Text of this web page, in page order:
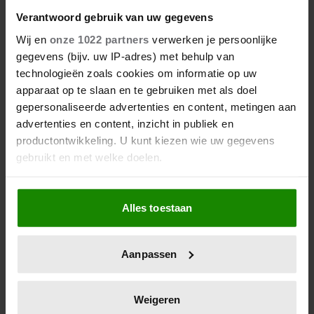
Verantwoord gebruik van uw gegevens
Wij en onze 1022 partners verwerken je persoonlijke
gegevens (bijv. uw IP-adres) met behulp van
technologieën zoals cookies om informatie op uw
apparaat op te slaan en te gebruiken met als doel
gepersonaliseerde advertenties en content, metingen aan
advertenties en content, inzicht in publiek en
productontwikkeling. U kunt kiezen wie uw gegevens
gebruikt en met welke doelen.
Als u het toestaat, willen we ook graag:
Informatie verzamelen over uw geografische
locatie, die tot een paar meter nauwkeurig kan zijn
scannen op specifieke eigenschappen (fingerprinting)
verwerkt en stel uw voorkeuren in het
Alles toestaan
Aanpassen
Weigeren
06/08/2026
CHRISTINA CURRY ZIEK NA
BEVALLING DOOR
BORSTONTSTEKING
06/08/2026